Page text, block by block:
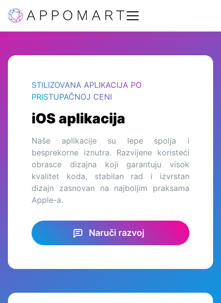
STILIZOVANA APLIKACIJA PO
PRISTUPAČNOJ CENI
iOS aplikacija
Naše aplikacije su lepe spolja i
besprekorne iznutra. Razvijene koristeći
obrasce dizajna koji garantuju visok
kvalitet koda, stabilan rad i izvrstan
dizajn zasnovan na najboljim praksama
Apple-a.
Naruči razvoj